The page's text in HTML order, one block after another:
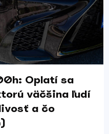
Oplatí sa
väčšina ľudí
a čo